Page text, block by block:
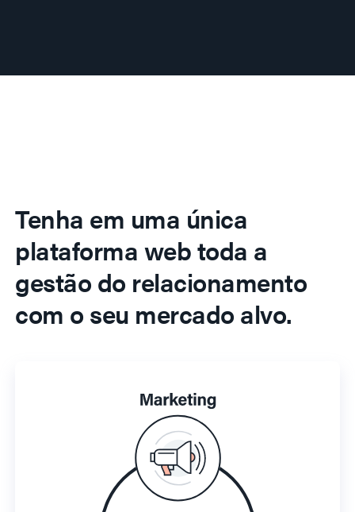
Tenha em uma única
plataforma web toda a
gestão do relacionamento
com o seu mercado alvo.